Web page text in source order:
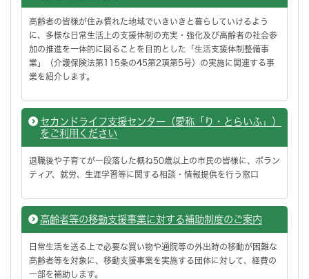
高齢者の皆様が住み慣れた地域でいきいきと暮らしていけるよう
に、多様な日常生活上の支援体制の充実・強化及び高齢者の社会参
加の推進を一体的に図ることを目的とした「生活支援体制整備事
業」（介護保険法第115条の45第2項第5号）の実施に関連する事
業を紹介します。
セカンドライフ支援センター（愛称「り・とらいふ」）
をご利用ください
退職後や子育てが一段落した概ね50歳以上の市民の皆様に、ボラン
ティア、就労、生涯学習等に関する相談・情報提供を行う窓口
高齢者等の移動支援事業に対する補助制度のご案内
日常生活を送る上で必要な買い物や通院等の外出時の移動が困難な
高齢者等を対象に、移動支援事業を実施する団体に対して、経費の
一部を補助します。